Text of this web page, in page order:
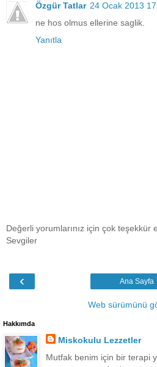
Özgür Tatlar 24 Ocak 2013
ne hos olmus ellerine saglik.
Yanıtla
Değerli yorumlarınız için çok teşekkür
Sevgiler
‹ Ana Sayfa
Web sürümünü
Hakkımda
Miskokulu Lezzetler
Mutfak benim için bir terapi